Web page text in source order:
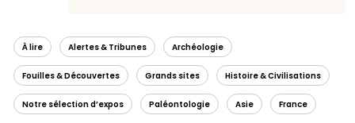
À lire Alertes & Tribunes Archéologie
Fouilles & Découvertes Grands sites Histoire & Civilisations
Notre sélection d’expos Paléontologie Asie France